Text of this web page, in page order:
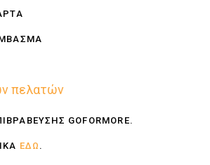
πελατών
GOFORMORE.
ΕΔΩ .